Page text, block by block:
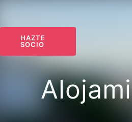
HAZTE
SOCIO